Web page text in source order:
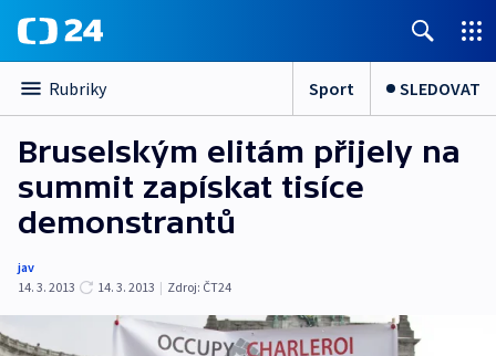
Rubriky Sport SLEDOVAT
Bruselským elitám přijely na
summit zapískat tisíce
demonstrantů
jav
14. 3. 2013
14. 3. 2013 | Zdroj: ČT24